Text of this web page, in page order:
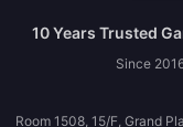
10 Years Trusted
Since
Room 1508, 15/F, Grand